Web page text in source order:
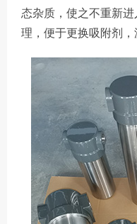
态杂质，使之不重新
理，便于更换吸附剂，